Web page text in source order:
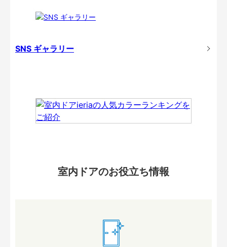
SNS ギャラリー
室内ドアのお役立ち情報